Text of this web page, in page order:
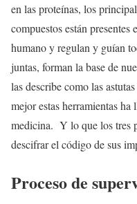
en las proteínas, los
compuestos están
humano y regulan y guían
juntas, forman la base de
las describe como las
mejor estas herramientas
medicina. Y lo que los tres
descifrar el código de sus
Proceso de